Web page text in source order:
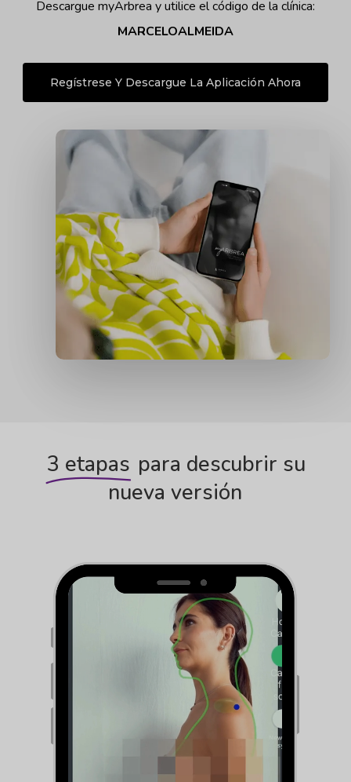
Descargue myArbrea y utilice el código de la clínica:
MARCELOALMEIDA
Regístrese Y Descargue La Aplicación Ahora
3 etapas para descubrir su
nueva versión